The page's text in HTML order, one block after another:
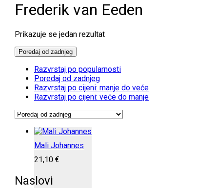
Frederik van Eeden
Prikazuje se jedan rezultat
Poredaj od zadnjeg
Razvrstaj po popularnosti
Poredaj od zadnjeg
Razvrstaj po cijeni: manje do veće
Razvrstaj po cijeni: veće do manje
Mali Johannes
21,10 €
Naslovi